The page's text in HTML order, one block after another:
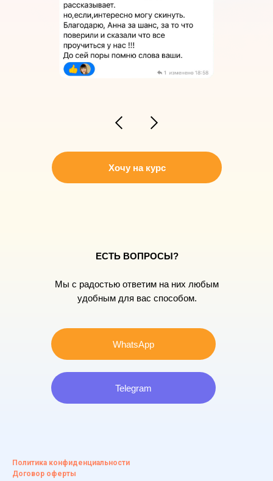
Хочу на курс
ЕСТЬ ВОПРОСЫ?
Мы с радостью ответим на них любым
удобным для вас способом.
WhatsApp
Telegram
Политика конфиденциальности
Договор оферты